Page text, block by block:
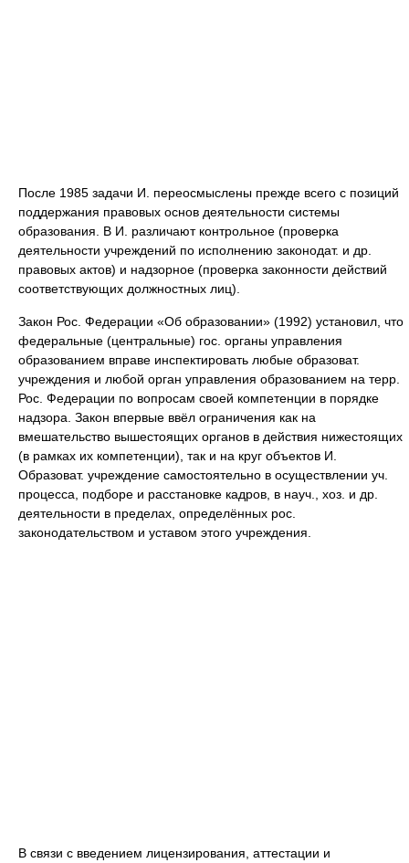
После 1985 задачи И. переосмыслены прежде всего с позиций
поддержания правовых основ деятельности системы
образования. В И. различают контрольное (проверка
деятельности учреждений по исполнению законодат. и др.
правовых актов) и надзорное (проверка законности действий
соответствующих должностных лиц).
Закон Рос. Федерации «Об образовании» (1992) установил, что
федеральные (центральные) гос. органы управления
образованием вправе инспектировать любые образоват.
учреждения и любой орган управления образованием на терр.
Рос. Федерации по вопросам своей компетенции в порядке
надзора. Закон впервые ввёл ограничения как на
вмешательство вышестоящих органов в действия нижестоящих
(в рамках их компетенции), так и на круг объектов И.
Образоват. учреждение самостоятельно в осуществлении уч.
процесса, подборе и расстановке кадров, в науч., хоз. и др.
деятельности в пределах, определённых рос.
законодательством и уставом этого учреждения.
В связи с введением лицензирования, аттестации и